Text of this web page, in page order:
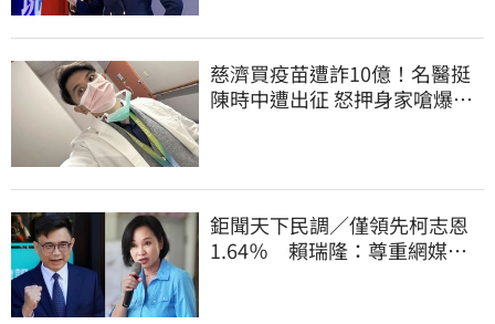
慈濟買疫苗遭詐10億！名醫挺
陳時中遭出征 怒押身家嗆爆藍
鉅聞天下民調／僅領先柯志恩
1.64％ 賴瑞隆：尊重網媒特